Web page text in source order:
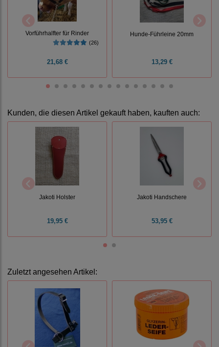
Vorführhalfter für Rinder
(26)
21,68 €
Hunde-Führleine 20mm
13,29 €
Kunden, die diesen Artikel gekauft haben, kauften auch:
Jakoti Holster
19,95 €
Jakoti Handschere
53,95 €
Zuletzt angesehen Artikel: